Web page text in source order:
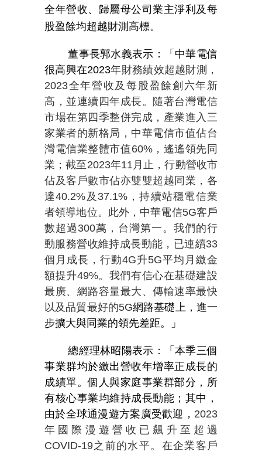
全年營收、歸屬母公司業主淨利及每
股盈餘均超越財測高標。
董事長郭水義表示：「中華電信
很高興在2023年財務績效超越財測，
2023全年營收及每股盈餘創六年新
高，並連續四年成長。隨著台灣電信
市場在第四季整併完成，產業進入三
家業者的新格局，中華電信市值佔台
灣電信業整體市值60%，遙遙領先同
業；截至2023年11月止，行動營收市
佔及客戶數市佔亦雙雙超越同業，各
達40.2%及 37.1%，持續站穩電信業
者領導地位。此外，中華電信5G客戶
數超過 300萬，台灣第一。我們的行
動服務營收維持成長動能，已連續33
個月成長，行動4G升5G平均月繳金
額提升49%。我們有信心在基礎建設
最廣、網路容量最大、傳輸速率最快
以及品質最好的5G網路基礎上，進一
步擴大與同業的領先差距。」
總經理林昭陽表示：「本季三個
事業群均於繳出營收年增率正成長的
成績單。個人與家庭事業群部分，所
有核心事業均維持成長動能；其中，
由於全球通漫遊方案廣受歡迎， 2023
年國際漫遊營收已飆升至超過
COVID-19之前的水平。在企業客戶